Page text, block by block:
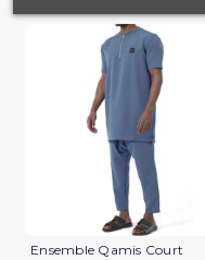
Ensemble Qamis Court